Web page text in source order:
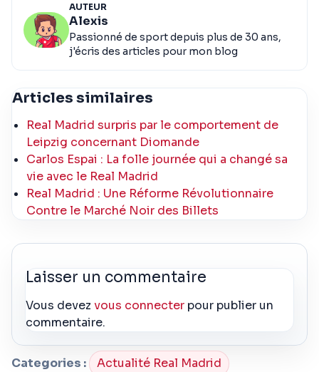
AUTEUR
Alexis
Passionné de sport depuis plus de 30 ans,
j'écris des articles pour mon blog
Articles similaires
Real Madrid surpris par le comportement de
Leipzig concernant Diomande
Carlos Espai : La folle journée qui a changé sa
vie avec le Real Madrid
Real Madrid : Une Réforme Révolutionnaire
Contre le Marché Noir des Billets
Laisser un commentaire
Vous devezvous connecter pour publier un
commentaire.
Categories : Actualité Real Madrid